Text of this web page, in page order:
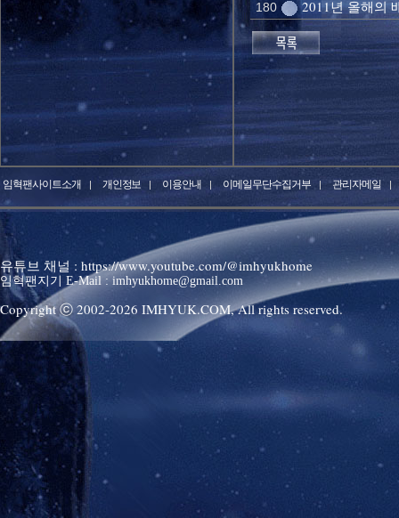
180 2011년 올해의
임혁팬사이트소개 개인정보 이용안내 이메일무단수집거부 관리자메일
유튜브 채널 : https://www.youtube.com/@imhyukhome
임혁팬지기 E-Mail : imhyukhome@gmail.com
Copyright ⓒ 2002-2026 IMHYUK.COM,All rights reserved.